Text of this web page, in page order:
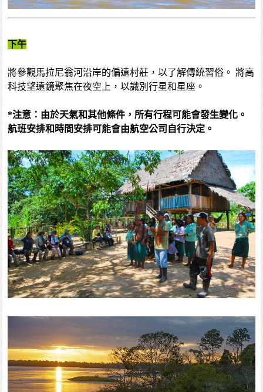
下午
將參觀馬拉尼翁河沿岸的偏遠村莊，以了解傳統習俗。 將高
科技望遠鏡聚焦在夜空上，以識別行星和星座。
*注意：由於天氣和其他條件，所有行程可能會發生變化。
航班安排和時間安排可能會由航空公司自行決定。